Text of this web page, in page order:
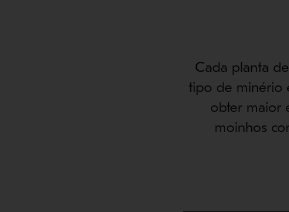
Cada planta
tipo de minério
obter maior
moinhos